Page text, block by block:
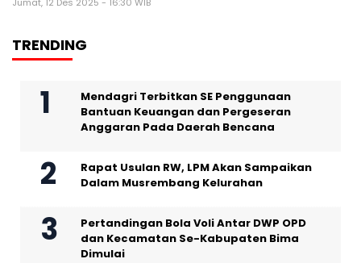
Jumat, 12 Des 2025 - 16:30 WIB
TRENDING
Mendagri Terbitkan SE Penggunaan
Bantuan Keuangan dan Pergeseran
Anggaran Pada Daerah Bencana
Rapat Usulan RW, LPM Akan Sampaikan
Dalam Musrembang Kelurahan
Pertandingan Bola Voli Antar DWP OPD
dan Kecamatan Se-Kabupaten Bima
Dimulai